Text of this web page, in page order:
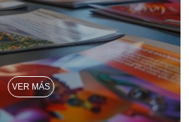
VER MÁS